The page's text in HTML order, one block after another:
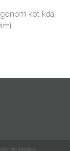
kot kdaj
fenntartva